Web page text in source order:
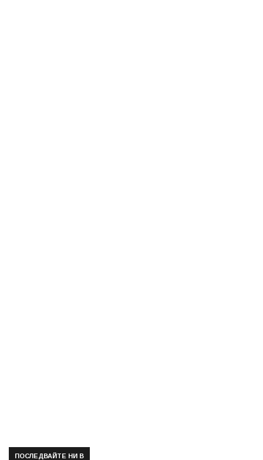
ПОСЛЕДВАЙТЕ НИ В